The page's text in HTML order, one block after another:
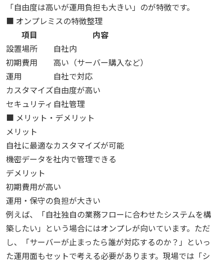
「自由度は高いが運用負担も大きい」のが特徴です。
■ オンプレミスの特徴整理
項目
内容
設置場所
自社内
初期費用
高い（サーバー購入など）
運用
自社で対応
カスタマイズ自由度が高い
セキュリティ 自社管理
■ メリット・デメリット
メリット
自社に最適なカスタマイズが可能
機密データを社内で管理できる
デメリット
初期費用が高い
運用・保守の負担が大きい
例えば、「自社独自の業務フローに合わせたシステムを構
築したい」という場合にはオンプレが向いています。ただ
し、「サーバーが止まったら誰が対応するのか？」といっ
た運用面もセットで考える必要があります。現場では「シ